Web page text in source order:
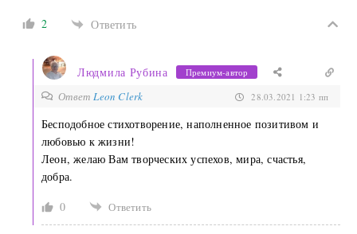
2 Ответить
Людмила Рубина Премиум-автор
ОтветLeon Clerk 28.03.2021 1:23 пп
Бесподобное стихотворение, наполненное позитивом и
любовью к жизни!
Леон, желаю Вам творческих успехов, мира, счастья,
добра.
0
Ответить